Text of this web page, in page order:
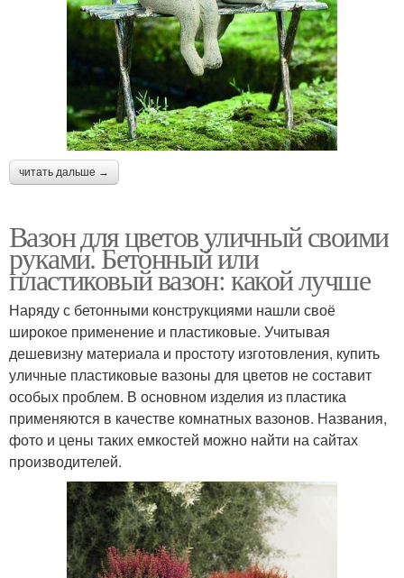
читать дальше →
Вазон для цветов уличный своими
руками. Бетонный или
пластиковый вазон: какой лучше
Наряду с бетонными конструкциями нашли своё
широкое применение и пластиковые. Учитывая
дешевизну материала и простоту изготовления, купить
уличные пластиковые вазоны для цветов не составит
особых проблем. В основном изделия из пластика
применяются в качестве комнатных вазонов. Названия,
фото и цены таких емкостей можно найти на сайтах
производителей.